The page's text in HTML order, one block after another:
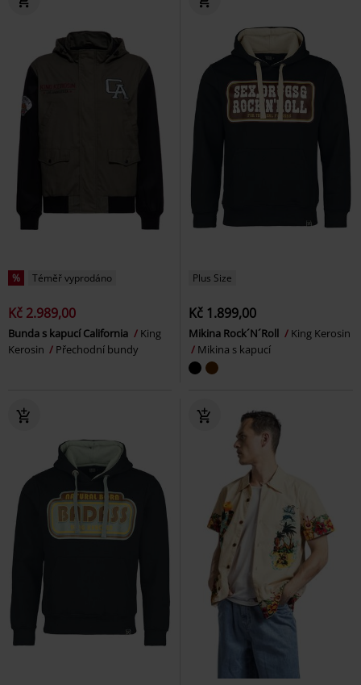
% Téměř vyprodáno
Kč 2.989,00
Bunda s kapucí California
King
Kerosin
Přechodní bundy
Plus Size
Kč 1.899,00
Mikina Rock´N´Roll
King Kerosin
Mikina s kapucí